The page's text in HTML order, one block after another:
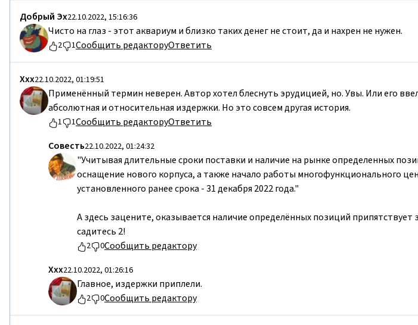
Добрый Эх22.10.2022, 15:16:36
Чисто на глаз - этот аквариум и близко таких денег не стоит, да и нахрен не нужен.
2 1Сообщить редакторуОтветить
Ххх22.10.2022, 01:19:51
Применённый термин неверен. Автор хотел блеснуть эрудицией, но. Увы. Или его
абсолютная и относительная издержки. Но это совсем другая история.
1 1Сообщить редакторуОтветить
Совесть22.10.2022, 01:24:32
"Учитывая длительные сроки поставки и наличие на рынке определенных
оснащение нового корпуса, а также начало работы многофункционального
установленного ранее срока - 31 декабря 2022 года."
А здесь зацените, оказывается наличие определённых позиций
садитесь 2!
2 0Сообщить редактору
Ххх22.10.2022, 01:26:16
Главное, издержки приплели.
2 0Сообщить редактору